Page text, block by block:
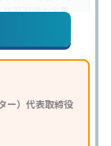
学習習慣の定着
数学特化
ート調査方法を参
ー）代表取締役